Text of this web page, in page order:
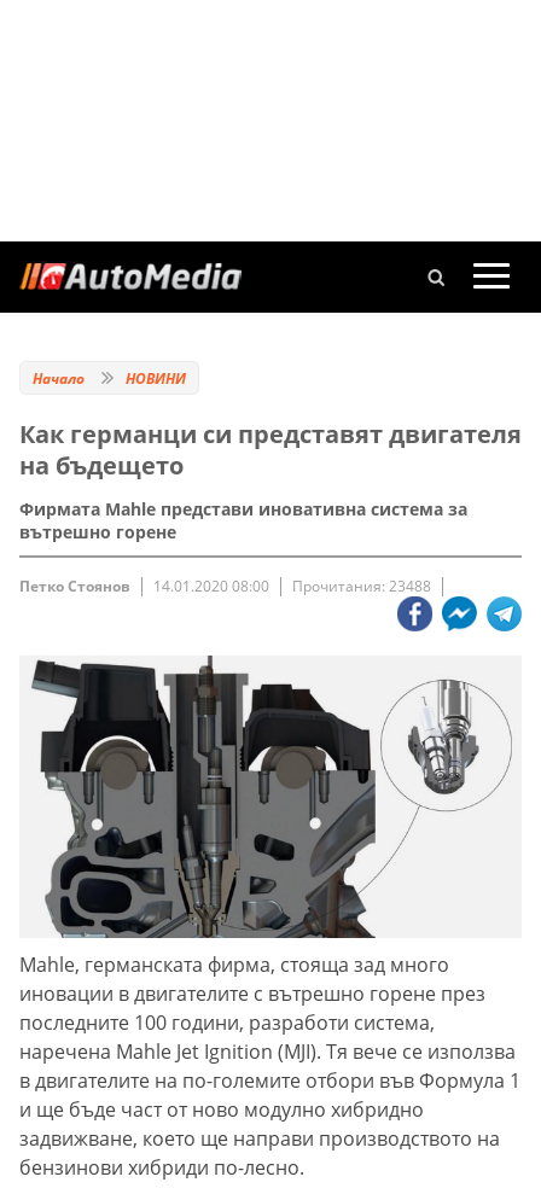
Начало НОВИНИ
Как германци си представят двигателя
на бъдещето
Фирмата Mahle представи иновативна система за
вътрешно горене
Петко Стоянов 14.01.2020 08:00 Прочитания: 23488
Mahle, германската фирма, стояща зад много
иновации в двигателите с вътрешно горене през
последните 100 години, разработи система,
наречена Mahle Jet Ignition (MJI). Тя вече се използва
в двигателите на по-големите отбори във Формула 1
и ще бъде част от ново модулно хибридно
задвижване, което ще направи производството на
бензинови хибриди по-лесно.